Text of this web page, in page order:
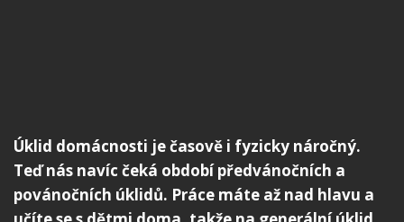
Úklid domácnosti je časově i fyzicky náročný.
Teď nás navíc čeká období předvánočních a
povánočních úklidů. Práce máte až nad hlavu a